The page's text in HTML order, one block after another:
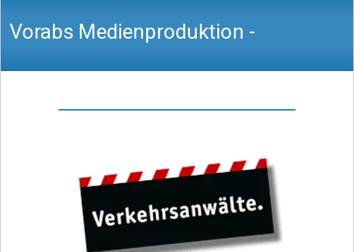
Vorabs Medienproduktion -
Nachrichten, Texte, Podcast, O-Töne,